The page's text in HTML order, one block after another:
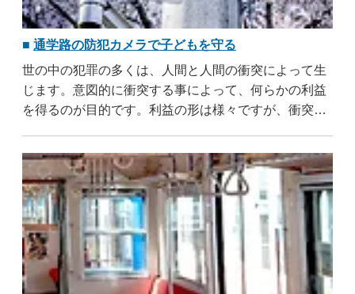
通学路の防犯カメラで子どもを守る
世の中の犯罪の多くは、人間と人間の衝突によって生
じます。意図的に衝突する事によって、何らかの利益
を得るのが目的です。利益の形は様々ですが、衝突を
者を相手にして行動した方が、簡単に利益を得る事が
出来るから ..
...すべて読む